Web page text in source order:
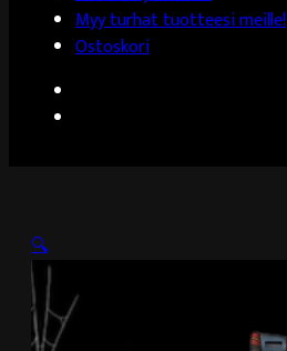
Myy turhat tuotteesi meille!
Ostoskori
🔍